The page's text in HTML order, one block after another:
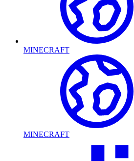
MINECRAFT
MINECRAFT